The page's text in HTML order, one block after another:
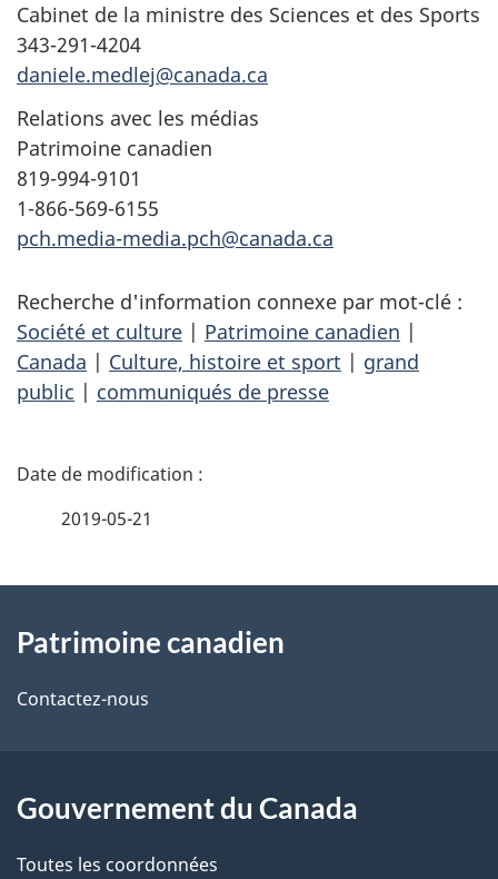
Cabinet de la ministre des Sciences et des Sports
343-291-4204
daniele.medlej@canada.ca
Relations avec les médias
Patrimoine canadien
819-994-9101
1-866-569-6155
pch.media-media.pch@canada.ca
Recherche d'information connexe par mot-clé :
Société et culture | Patrimoine canadien |
Canada | Culture, histoire et sport | grand
public | communiqués de presse
D
i
l
d
e
2019-05-21
propos
de
site
Patrimoine canadien
Contactez-nous
Gouvernement du Canada
Toutes les coordonnées